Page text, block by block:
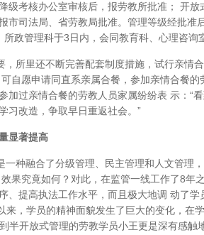
级考核办公室审核后，报劳教所批准； 开
市司法局、省劳教局批准。管理等级经批准
政管理科于3日内，会同教育科、心理咨询
所里还不断完善配套制度措施，试行亲情
自愿申请同直系亲属合餐，参加亲情合餐
加过亲情合餐的劳教人员家属纷纷表 示：“
习改造，争取早日重返社会。”
显著提高
种融合了分级管理、民主管理和人文管理
果究竟如何？对此，在监管一线工作了8年
、提高执法工作水平，而且极大地调 动了
来，学员的精神面貌发生了巨大的变化，
半开放式管理的劳教学员小王更是深有感